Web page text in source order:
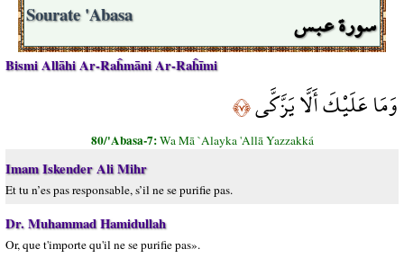
سورة عبس Sourate 'Abasa
Bismi Allāhi Ar-Raĥmāni Ar-Raĥīmi
وَمَا عَلَيْكَ أَلَّا يَزَّكَّى﴿٧﴾
80/'Abasa-7:Wa Mā `Alayka 'Allā Yazzakká
Imam Iskender Ali Mihr
Et tu n’es pas responsable, s’il ne se purifie pas.
Dr. Muhammad Hamidullah
Or, que t'importe qu'il ne se purifie pas».